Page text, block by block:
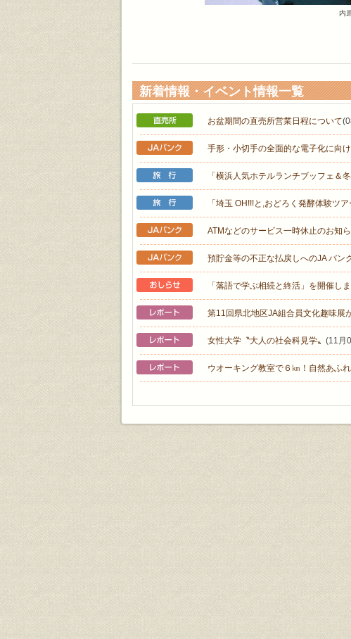
内
新着情報・イベント情報一覧
お盆期間の直売所営業日程について
手形・小切手の全面的な電子化に向
「横浜人気ホテルランチブッフェ＆
「埼玉 OH!!!と,おどろく発酵体験ツ
ATMなどのサービス一時休止のお知
預貯金等の不正な払戻しへのJA バン
「落語で学ぶ相続と終活」を開催しま
第11回県北地区JA組合員文化趣味展
女性大学〝大人の社会科見学〟 (11月
ウオーキング教室で６㎞！自然あふれ